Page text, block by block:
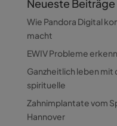
Neueste Beiträge
Wie Pandora Digital
macht
EWIV Probleme
Ganzheitlich leben mit
spirituelle
Zahnimplantate vom
Hannover